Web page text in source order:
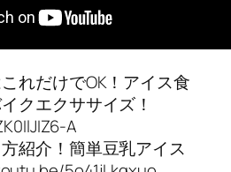
れだけでOK！アイス食
クエクササイズ！
A
紹介！簡単豆乳アイス